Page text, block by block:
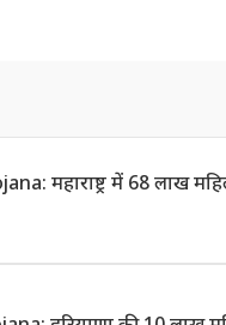
महाराष्ट्र में 68 लाख